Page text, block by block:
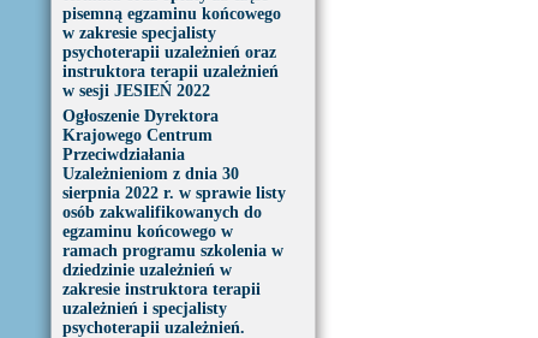
pisemną egzaminu końcowego
w zakresie specjalisty
psychoterapii uzależnień oraz
instruktora terapii uzależnień
w sesji JESIEŃ 2022
Ogłoszenie Dyrektora
Krajowego Centrum
Przeciwdziałania
Uzależnieniom z dnia 30
sierpnia 2022 r. w sprawie listy
osób zakwalifikowanych do
egzaminu końcowego w
ramach programu szkolenia w
dziedzinie uzależnień w
zakresie instruktora terapii
uzależnień i specjalisty
psychoterapii uzależnień.